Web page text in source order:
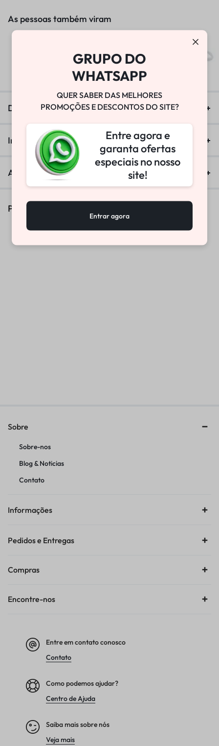
As pessoas também viram
25.800,00
Descrição
Informação adicional
Avaliações (0)
Produtos Similares
Sobre
Sobre-nos
Blog & Noticias
Contato
Informações
Pedidos e Entregas
Compras
Encontre-nos
Entre em contato conosco
Contato
Como podemos ajudar?
Centro de Ajuda
Saiba mais sobre nós
Veja mais
GRUPO DO
WHATSAPP
QUER SABER DAS MELHORES
PROMOÇÕES E DESCONTOS DO SITE?
Entre agora e
garanta ofertas
especiais no nosso
site!
Entrar agora